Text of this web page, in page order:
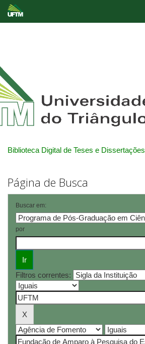
Biblioteca Digital de Teses e Dissertações
Página de Busca
Buscar em:
por
Filtros correntes: